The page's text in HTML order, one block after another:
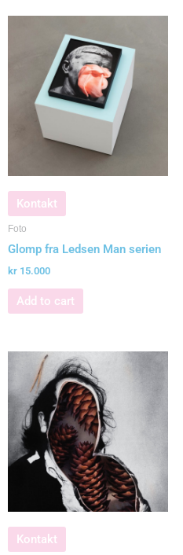
Kontakt
Foto
Glomp fra Ledsen Man serien
kr 15.000
Add to cart
Kontakt